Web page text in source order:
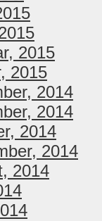
2015
2015
2014
2014
2014
2014
2014